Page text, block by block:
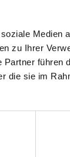
Medien
zu Ihrer
führen
die sie im